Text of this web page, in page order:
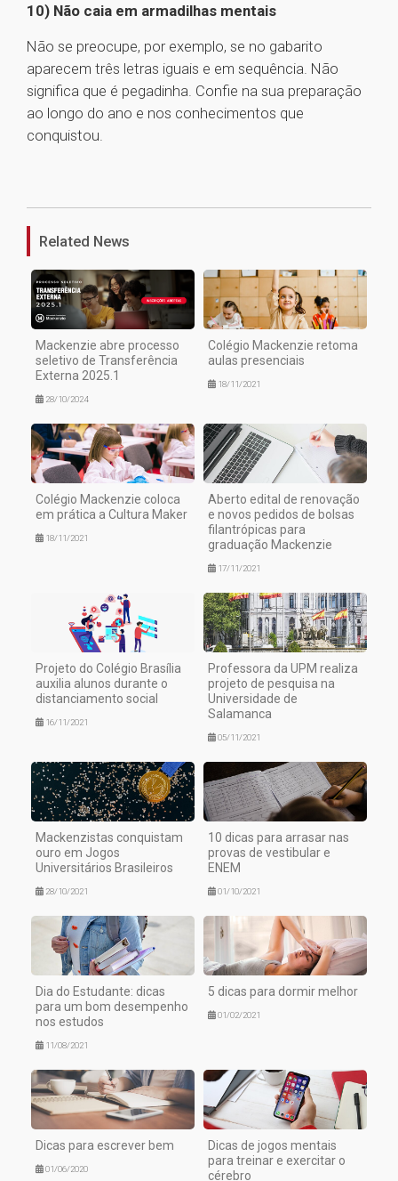
10) Não caia em armadilhas mentais
Não se preocupe, por exemplo, se no gabarito
aparecem três letras iguais e em sequência. Não
significa que é pegadinha. Confie na sua preparação
ao longo do ano e nos conhecimentos que
conquistou.
Related News
Mackenzie abre processo
seletivo de Transferência
Externa 2025.1
28/10/2024
Colégio Mackenzie retoma
aulas presenciais
18/11/2021
Colégio Mackenzie coloca
em prática a Cultura Maker
18/11/2021
Aberto edital de renovação
e novos pedidos de bolsas
filantrópicas para
graduação Mackenzie
17/11/2021
Projeto do Colégio Brasília
auxilia alunos durante o
distanciamento social
16/11/2021
Professora da UPM realiza
projeto de pesquisa na
Universidade de
Salamanca
05/11/2021
Mackenzistas conquistam
ouro em Jogos
Universitários Brasileiros
28/10/2021
10 dicas para arrasar nas
provas de vestibular e
ENEM
01/10/2021
Dia do Estudante: dicas
para um bom desempenho
nos estudos
11/08/2021
5 dicas para dormir melhor
01/02/2021
Dicas para escrever bem
01/06/2020
Dicas de jogos mentais
para treinar e exercitar o
cérebro